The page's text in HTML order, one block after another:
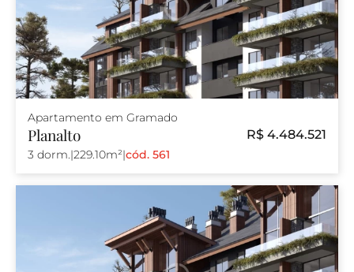
Apartamento em Gramado
Planalto R$ 4.484.521
3 dorm. |229.10m²|cód. 561